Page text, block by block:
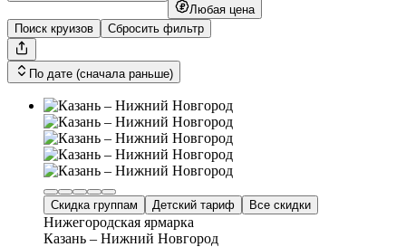
Любая цена
Поиск круизов
Сбросить фильтр
По дате (сначала раньше)
Скидка группам Детский тариф Все скидки
Нижегородская ярмарка
Казань – Нижний Новгород